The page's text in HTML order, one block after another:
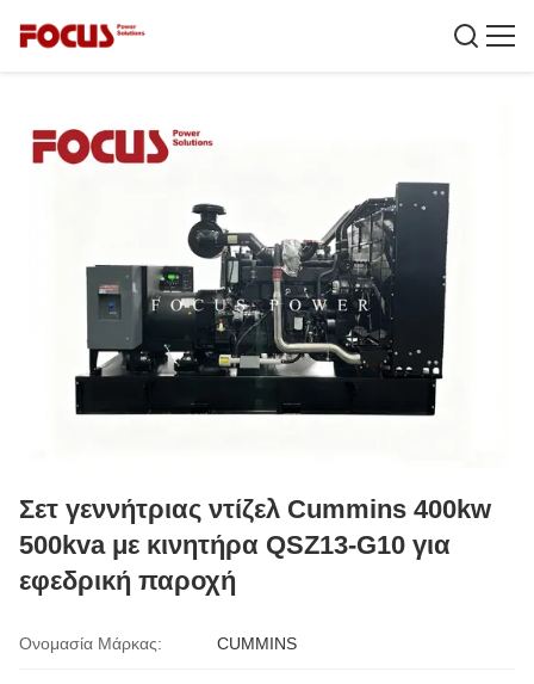
Σετ γεννήτριας ντίζελ Cummins 400kw
500kva με κινητήρα QSZ13-G10 για
εφεδρική παροχή
Ονομασία Μάρκας: CUMMINS